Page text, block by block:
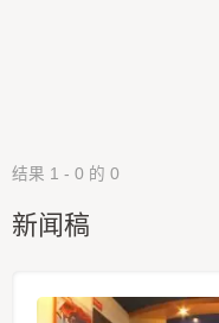
结果 1 - 0 的 0
新闻稿